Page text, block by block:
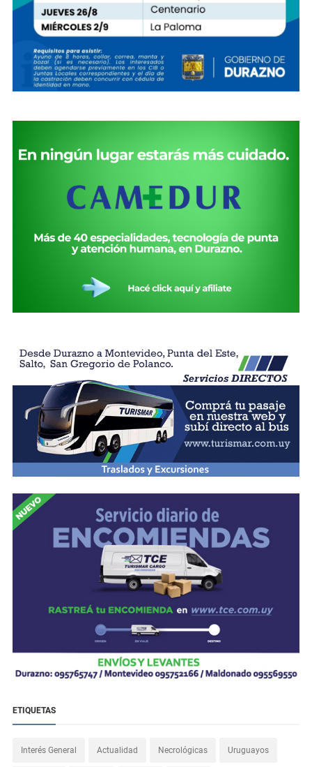
ETIQUETAS
Interés General Actualidad Necrológicas Uruguayos